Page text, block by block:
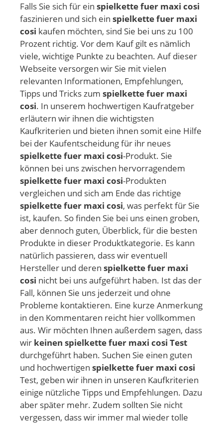
Falls Sie sich für ein spielkette fuer maxi cosi
faszinieren und sich ein spielkette fuer maxi
cosi kaufen möchten, sind Sie bei uns zu 100
Prozent richtig. Vor dem Kauf gilt es nämlich
viele, wichtige Punkte zu beachten. Auf dieser
Webseite versorgen wir Sie mit vielen
relevanten Informationen, Empfehlungen,
Tipps und Tricks zum spielkette fuer maxi
cosi. In unserem hochwertigen Kaufratgeber
erläutern wir ihnen die wichtigsten
Kaufkriterien und bieten ihnen somit eine Hilfe
bei der Kaufentscheidung für ihr neues
spielkette fuer maxi cosi-Produkt. Sie
können bei uns zwischen hervorragendem
spielkette fuer maxi cosi-Produkten
vergleichen und sich am Ende das richtige
spielkette fuer maxi cosi, was perfekt für Sie
ist, kaufen. So finden Sie bei uns einen groben,
aber dennoch guten, Überblick, für die besten
Produkte in dieser Produktkategorie. Es kann
natürlich passieren, dass wir eventuell
Hersteller und deren spielkette fuer maxi
cosi nicht bei uns aufgeführt haben. Ist das der
Fall, können Sie uns jederzeit und ohne
Probleme kontaktieren. Eine kurze Anmerkung
in den Kommentaren reicht hier vollkommen
aus. Wir möchten Ihnen außerdem sagen, dass
wir keinen spielkette fuer maxi cosi Test
durchgeführt haben. Suchen Sie einen guten
und hochwertigen spielkette fuer maxi cosi
Test, geben wir ihnen in unseren Kaufkriterien
einige nützliche Tipps und Empfehlungen. Dazu
aber später mehr. Zudem sollten Sie nicht
vergessen, dass wir immer mal wieder tolle